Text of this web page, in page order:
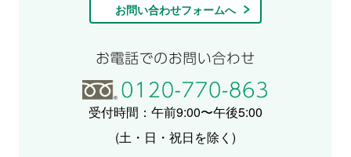
お問い合わせフォームへ
受付時間：午前9:00〜午後5:00
(土・日・祝日を除く)